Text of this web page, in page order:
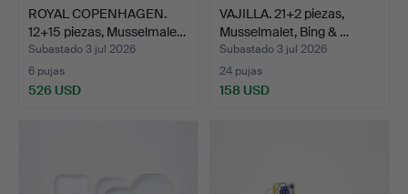
ROYAL COPENHAGEN.
12+15 piezas, Musselmale…
Subastado 3 jul 2026
6 pujas
526 USD
VAJILLA. 21+2 piezas,
Musselmalet, Bing & …
Subastado 3 jul 2026
24 pujas
158 USD